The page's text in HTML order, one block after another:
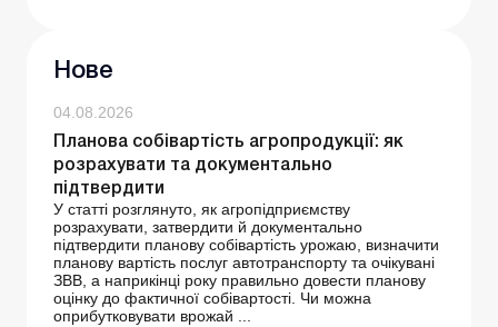
Нове
04.08.2026
Планова собівартість агропродукції: як
розрахувати та документально
підтвердити
У статті розглянуто, як агропідприємству
розрахувати, затвердити й документально
підтвердити планову собівартість урожаю, визначити
планову вартість послуг автотранспорту та очікувані
ЗВВ, а наприкінці року правильно довести планову
оцінку до фактичної собівартості. Чи можна
оприбутковувати врожай ...